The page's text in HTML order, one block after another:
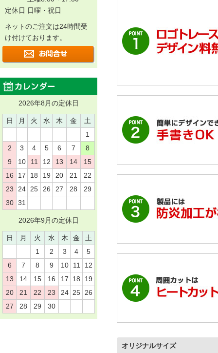
オリジナルサイズ
定休日 日曜・祝日
ネットのご注文は24時間受
け付けております。
2026年8月の定休日
日 月 火 水 木 金
土
1
2
3 4 5 6 7
8
9
10 11 12 13 14
15
16
17 18 19 20 21
22
23
24 25 26 27 28
29
30 31
2026年9月の定休日
日 月 火 水 木 金
土
1
2 3 4
5
6
7 8 9 10 11
12
13
14 15 16 17 18
19
20
21 22 23 24 25 26
27
28 29 30